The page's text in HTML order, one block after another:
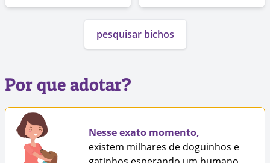
pesquisar bichos
Por que adotar?
Nesse exato momento,
existem milhares de doguinhos e